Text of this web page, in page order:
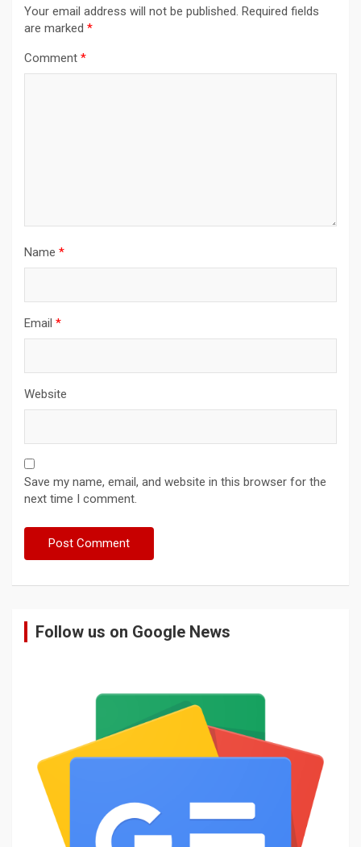
Your email address will not be published. Required fields
are marked *
Comment *
Name *
Email *
Website
Save my name, email, and website in this browser for the
next time I comment.
Follow us on Google News